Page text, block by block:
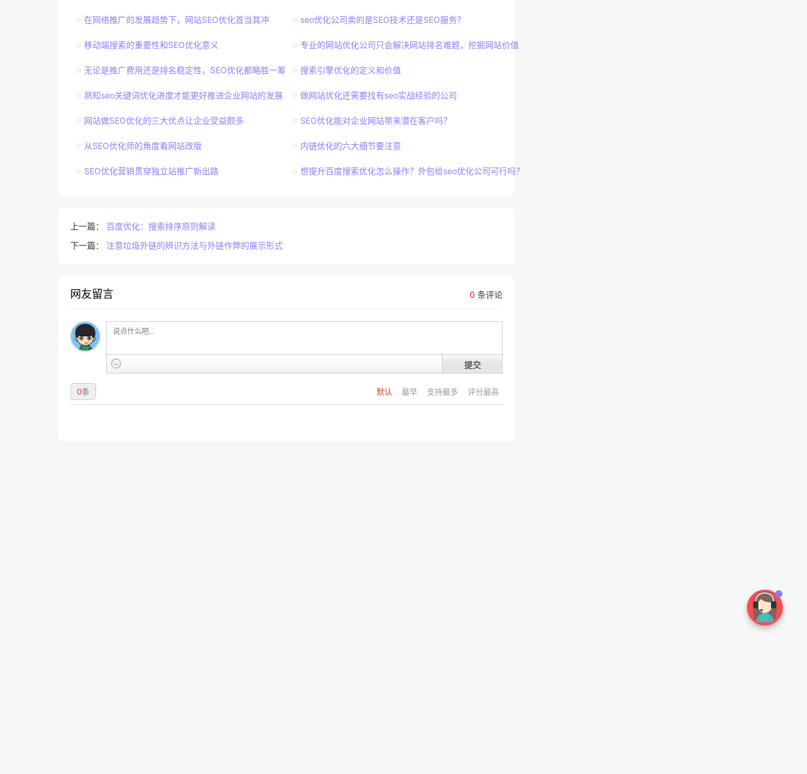
在网络推广的发展趋势下，网站SEO优化首当其冲 seo优化公司卖的是SEO技术还是SEO服务？
移动端搜索的重要性和SEO优化意义 专业的网站优化公司只会解决网站排名难题，挖掘网站价值
无论是推广费用还是排名稳定性，SEO优化都略胜一筹 搜索引擎优化的定义和价值
熟知seo关键词优化进度才能更好推进企业网站的发展 做网站优化还需要找有seo实战经验的公司
网站做SEO优化的三大优点让企业受益颇多 SEO优化能对企业网站带来潜在客户吗？
从SEO优化师的角度看网站改版 内链优化的六大细节要注意
SEO优化营销贯穿独立站推广新出路 想提升百度搜索优化怎么操作？外包给seo优化公司可行吗？
上一篇： 百度优化：搜索排序原则解读
下一篇： 注意垃圾外链的辨识方法与外链作弊的展示形式
0 条评论
网友留言
提交
默认 最早 支持最多 评分最高
0条